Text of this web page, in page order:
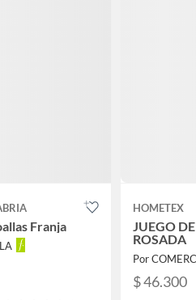
Franja
HOMETEX
JUEGO
ROSADA
$ 46.300